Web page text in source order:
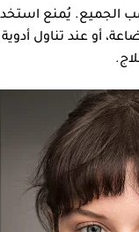
الجميع. يُمنع
أو عند تناول